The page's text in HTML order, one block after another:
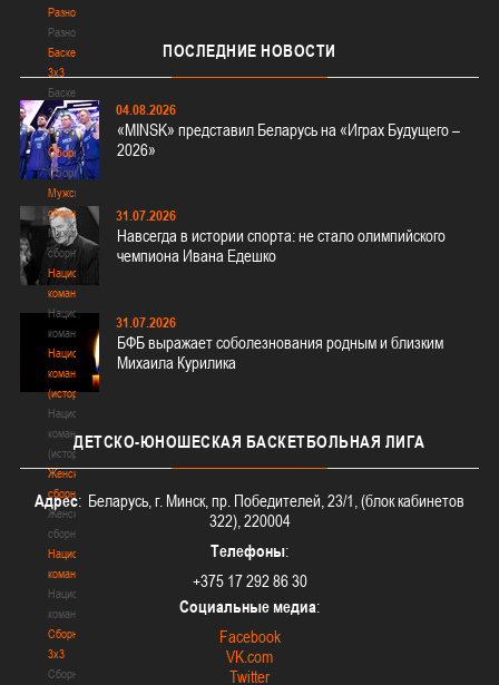
Разное
Разное
Баскетбол
3х3
Баскетбол
3х3
Лого[modid=121]
Сборные
Сборные
Мужские
сборные
Мужские
сборные
Национальная
команда
Национальная
команда
Национальная
команда
(история)
Национальная
команда
(история)
Женские
сборные
Женские
сборные
Национальная
команда
Национальная
команда
Сборные
3х3
Сборные
ПОСЛЕДНИЕ НОВОСТИ
04.08.2026
«MINSK» представил Беларусь на «Играх Будущего –
2026»
31.07.2026
Навсегда в истории спорта: не стало олимпийского
чемпиона Ивана Едешко
31.07.2026
БФБ выражает соболезнования родным и близким
Михаила Курилика
ДЕТСКО-ЮНОШЕСКАЯ БАСКЕТБОЛЬНАЯ ЛИГА
Адрес: Беларусь, г. Минск, пр. Победителей, 23/1, (блок кабинетов
322), 220004
Телефоны:
+375 17 292 86 30
Социальные медиа:
Facebook
VK.com
Twitter